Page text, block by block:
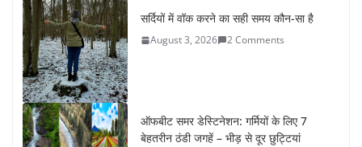
सर्दियों में वॉक करने का सही समय कौन-सा है
August 3, 2026 2 Comments
ऑफबीट समर डेस्टिनेशन: गर्मियों के लिए 7
बेहतरीन ठंडी जगहें – भीड़ से दूर छुट्टियां